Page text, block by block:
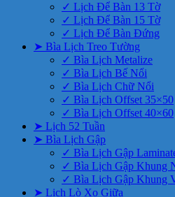
✓ Lịch Để Bàn 13 Tờ
✓ Lịch Để Bàn 15 Tờ
✓ Lịch Để Bàn Đứng
➤ Bìa Lịch Treo Tường
✓ Bìa Lịch Metalize
✓ Bìa Lịch Bế Nổi
✓ Bìa Lịch Chữ Nổi
✓ Bìa Lịch Offset 35×50
✓ Bìa Lịch Offset 40×60
➤ Lịch 52 Tuần
➤ Bìa Lịch Gập
✓ Bìa Lịch Gập
✓ Bìa Lịch Gập Khung
✓ Bìa Lịch Gập Khung
➤ Lịch Lò Xo Giữa